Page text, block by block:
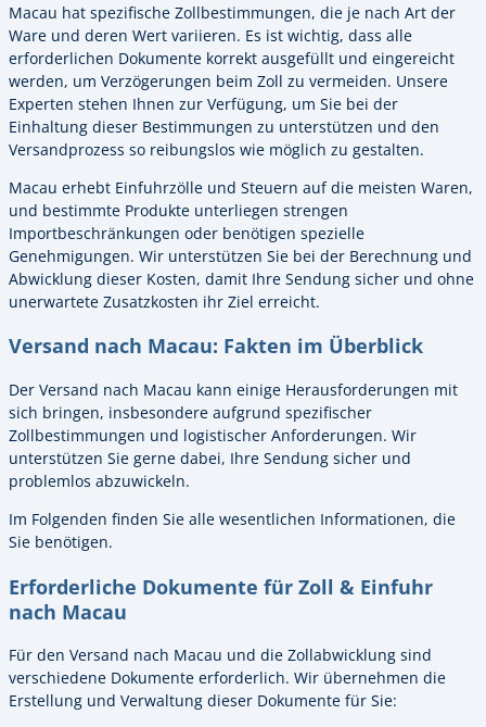
Macau hat spezifische Zollbestimmungen, die je nach Art der
Ware und deren Wert variieren. Es ist wichtig, dass alle
erforderlichen Dokumente korrekt ausgefüllt und eingereicht
werden, um Verzögerungen beim Zoll zu vermeiden. Unsere
Experten stehen Ihnen zur Verfügung, um Sie bei der
Einhaltung dieser Bestimmungen zu unterstützen und den
Versandprozess so reibungslos wie möglich zu gestalten.
Macau erhebt Einfuhrzölle und Steuern auf die meisten Waren,
und bestimmte Produkte unterliegen strengen
Importbeschränkungen oder benötigen spezielle
Genehmigungen. Wir unterstützen Sie bei der Berechnung und
Abwicklung dieser Kosten, damit Ihre Sendung sicher und ohne
unerwartete Zusatzkosten ihr Ziel erreicht.
Versand nach Macau: Fakten im Überblick
Der Versand nach Macau kann einige Herausforderungen mit
sich bringen, insbesondere aufgrund spezifischer
Zollbestimmungen und logistischer Anforderungen. Wir
unterstützen Sie gerne dabei, Ihre Sendung sicher und
problemlos abzuwickeln.
Im Folgenden finden Sie alle wesentlichen Informationen, die
Sie benötigen.
Erforderliche Dokumente für Zoll & Einfuhr
nach Macau
Für den Versand nach Macau und die Zollabwicklung sind
verschiedene Dokumente erforderlich. Wir übernehmen die
Erstellung und Verwaltung dieser Dokumente für Sie: